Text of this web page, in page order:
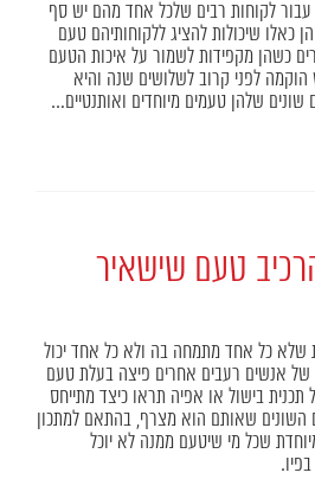
לקוחות רבים שלכל אחד מהם יש סף
הן כאלו שיכולות להציג ללקוחותיהם טעם
כשהן מקפידות לשמור על איכות הטעם
לפני קרוב לשלושים שנה והיא
שונים שלהן טעמים מיוחדים ואותנטיים…
טעם שישאיר
שלא כל אחד מתמחה בה ולא כל אחד יכול
של אנשים רעבים אחרים פיצה בעלת טעם
בישול או אפיה תראו כיצד מתייחס
השונים שאותם הוא מצרף, בהתאם למתכון
שכל מי שיטעם ממנה לא יוכל